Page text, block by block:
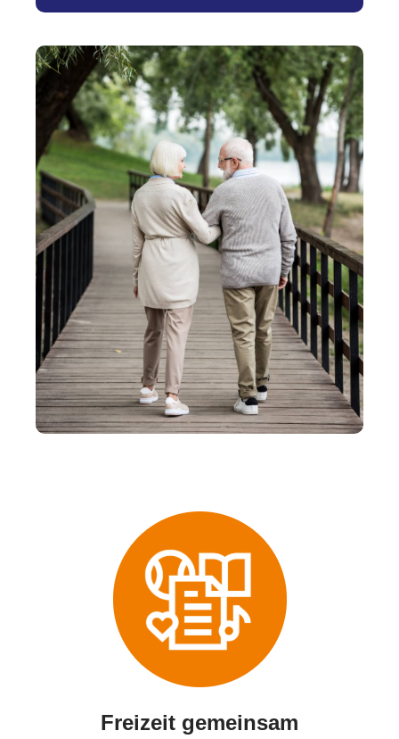
Freizeit gemeinsam